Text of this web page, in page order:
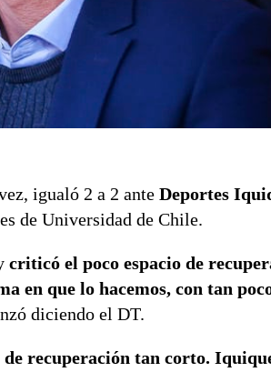
igualó 2 a 2 ante Deportes
de Universidad de Chile.
criticó el poco espacio de
en que lo hacemos, con tan
diciendo el DT.
recuperación tan corto.